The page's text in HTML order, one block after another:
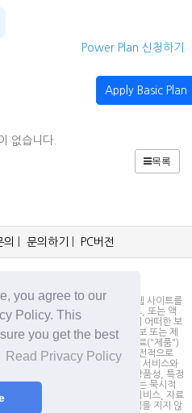
you agree to our
Policy. This
you get the best
Read Privacy Policy
Power Plan 신청하기
Apply Basic Plan
없습니다.
목록
의 문의하기 PC버전
사이트에 명시되어 있거나, 본 웹 사이트를
있는 서비스로부터 링크, 다운로드, 또는 액
자료")의 정확성이나 신뢰성에 대해 어떠한 보
는 서비스와 관련된 광고, 기타 정보 또는 제
하게 되는 제품, 정보 또는 기타 자료("제품")
귀하는, 자료에 대한 신뢰 여부가 전적으로
인정합니다. OCKorea365.com은 서비스와
는 기타 자료 및 제품과 관련하여 상품성, 특정
에 제한되지 않고 모든 명시적 또는 묵시적
경우에도 OCKorea365.com은 서비스, 자료
벌적, 파생적인 손해에 대해서 책임을 지지 않